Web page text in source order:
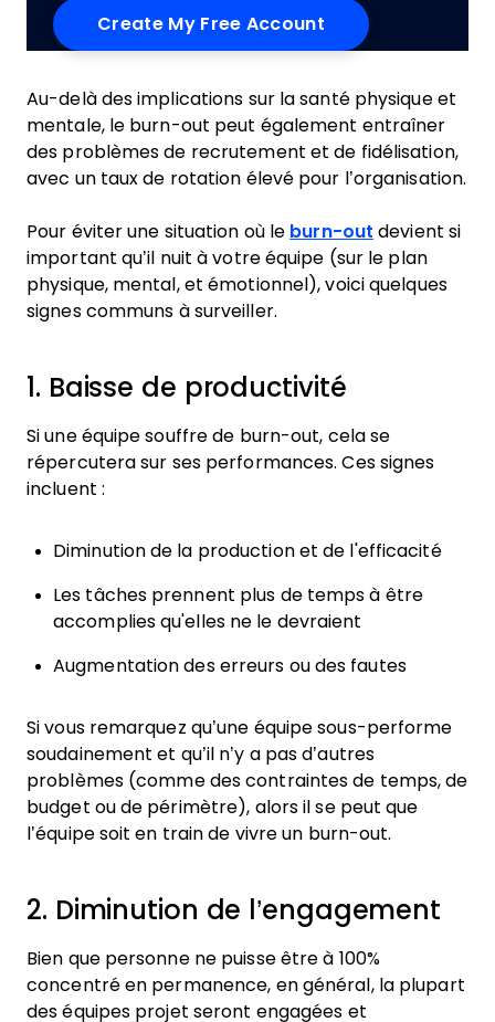
Au-delà des implications sur la santé physique et
mentale, le burn-out peut également entraîner
des problèmes de recrutement et de fidélisation,
avec un taux de rotation élevé pour l’organisation.
Pour éviter une situation où le burn-out devient si
important qu’il nuit à votre équipe (sur le plan
physique, mental, et émotionnel), voici quelques
signes communs à surveiller.
1. Baisse de productivité
Si une équipe souffre de burn-out, cela se
répercutera sur ses performances. Ces signes
incluent :
Diminution de la production et de l'efficacité
Les tâches prennent plus de temps à être
accomplies qu'elles ne le devraient
Augmentation des erreurs ou des fautes
Si vous remarquez qu’une équipe sous-performe
soudainement et qu’il n’y a pas d’autres
problèmes (comme des contraintes de temps, de
budget ou de périmètre), alors il se peut que
l’équipe soit en train de vivre un burn-out.
2. Diminution de l’engagement
Bien que personne ne puisse être à 100%
concentré en permanence, en général, la plupart
des équipes projet seront engagées et